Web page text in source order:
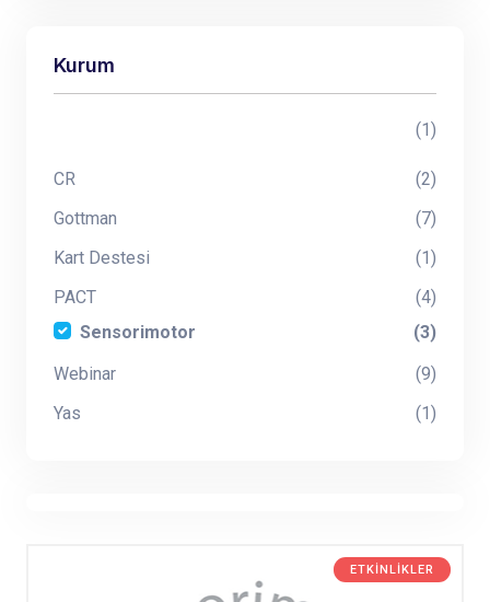
Kurum
(1)
CR
(2)
Gottman
(7)
Kart Destesi
(1)
PACT
(4)
Sensorimotor
(3)
Webinar
(9)
Yas
(1)
ETKINLIKLER